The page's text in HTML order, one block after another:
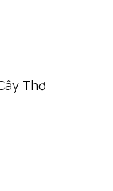
Thơ